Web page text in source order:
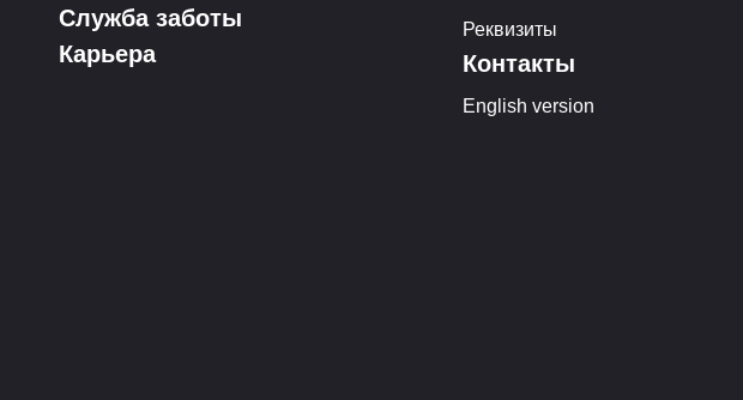
Служба заботы
Карьера
Реквизиты
Контакты
English version